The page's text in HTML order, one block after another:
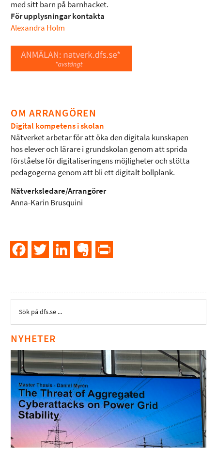
med sitt barn på barnhacket.
För upplysningar kontakta
Alexandra Holm
OM ARRANGÖREN
Digital kompetens i skolan
Nätverket arbetar för att öka den digitala kunskapen
hos elever och lärare i grundskolan genom att sprida
förståelse för digitaliseringens möjligheter och stötta
pedagogerna genom att bli ett digitalt bollplank.
Nätverksledare/Arrangörer
Anna-Karin Brusquini
FacebookTwitter LinkedInEvernote
NYHETER